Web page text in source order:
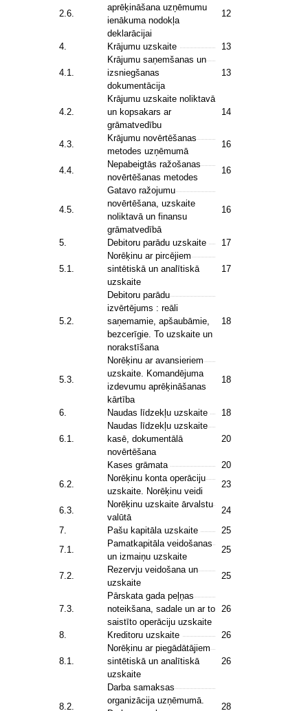
2.6.
aprēķināšana uzņēmumu
ienākuma nodokļa
deklarācijai
12
4. Krājumu uzskaite 13
4.1.
Krājumu saņemšanas un
izsniegšanas
dokumentācija
13
4.2.
Krājumu uzskaite noliktavā
un kopsakars ar
grāmatvedību
14
4.3.
Krājumu novērtēšanas
metodes uzņēmumā
16
4.4.
Nepabeigtās ražošanas
novērtēšanas metodes
16
4.5.
Gatavo ražojumu
novērtēšana, uzskaite
noliktavā un finansu
grāmatvedībā
16
5. Debitoru parādu uzskaite 17
5.1.
Norēķinu ar pircējiem
sintētiskā un analītiskā
uzskaite
17
5.2.
Debitoru parādu
izvērtējums : reāli
saņemamie, apšaubāmie,
bezcerīgie. To uzskaite un
norakstīšana
18
5.3.
Norēķinu ar avansieriem
uzskaite. Komandējuma
izdevumu aprēķināšanas
kārtība
18
6. Naudas līdzekļu uzskaite 18
6.1.
Naudas līdzekļu uzskaite
kasē, dokumentālā
novērtēšana
20
Kases grāmata
20
6.2.
Norēķinu konta operāciju
uzskaite. Norēķinu veidi
23
6.3.
Norēķinu uzskaite ārvalstu
valūtā
24
7.
Pašu kapitāla uzskaite
25
7.1.
Pamatkapitāla veidošanas
un izmaiņu uzskaite
25
7.2.
Rezervju veidošana un
uzskaite
25
7.3.
Pārskata gada peļņas
noteikšana, sadale un ar to
saistīto operāciju uzskaite
26
8. Kreditoru uzskaite 26
8.1.
Norēķinu ar piegādātājiem
sintētiskā un analītiskā
uzskaite
26
8.2.
Darba samaksas
organizācija uzņēmumā.
28